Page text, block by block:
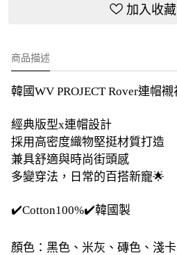
加入收
商品描述
韓國WV PROJECT Rover連帽
經典版型x連帽設計
採用高密度織物堅挺材質打造
兼具舒適與時尚街頭感
多變穿法，日常的百搭新寵🌟
✔️Cotton100%✔️韓國製
顏色：黑色、米灰、磚色、淺